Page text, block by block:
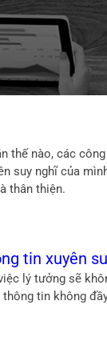
thế nào, các
suy nghĩ của
thân thiện.
tin xuyên
lý tưởng sẽ
thông tin không